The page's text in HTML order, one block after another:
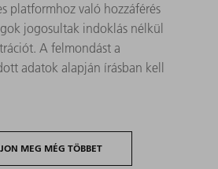
platformhoz való hozzáférés
jogosultak indoklás nélkül
A felmondást a
adatok alapján írásban kell
MEG MÉG TÖBBET